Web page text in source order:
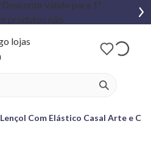
ver
Lençol Com Elástico Casal Arte e